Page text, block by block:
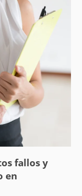
fallos y
en